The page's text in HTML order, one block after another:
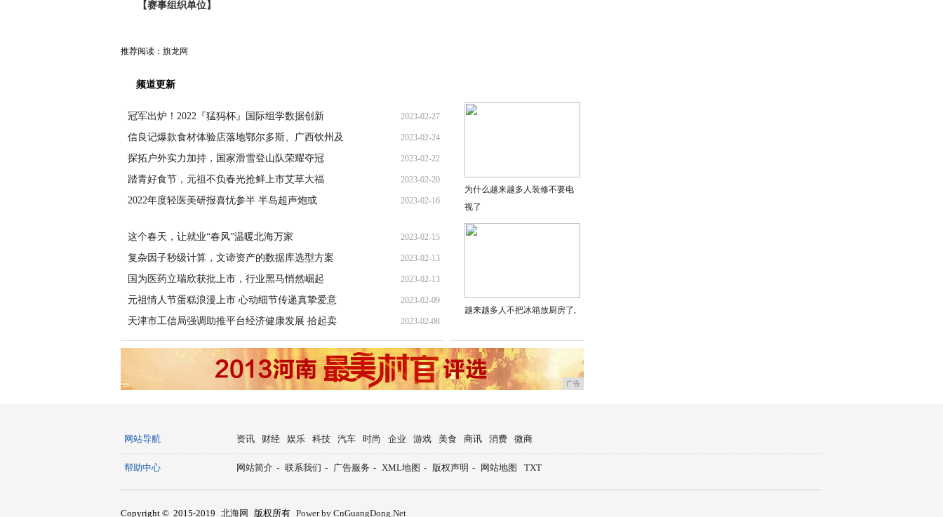
【赛事组织单位】
推荐阅读： 旗龙网
频道更新
冠军出炉！2022『猛犸杯』国际组学数据创新 2023-02-27
信良记爆款食材体验店落地鄂尔多斯、广西钦州及 2023-02-24
探拓户外实力加持，国家滑雪登山队荣耀夺冠 2023-02-22
踏青好食节，元祖不负春光抢鲜上市艾草大福 2023-02-20
2022年度轻医美研报喜忧参半 半岛超声炮或 2023-02-16
这个春天，让就业“春风”温暖北海万家 2023-02-15
复杂因子秒级计算，文谛资产的数据库选型方案 2023-02-13
国为医药立瑞欣获批上市，行业黑马悄然崛起 2023-02-13
元祖情人节蛋糕浪漫上市 心动细节传递真挚爱意 2023-02-09
天津市工信局强调助推平台经济健康发展 拾起卖 2023-02-08
为什么越来越多人装修不要电
视了
越来越多人不把冰箱放厨房了,
广告
网站导航 资讯 财经 娱乐 科技 汽车 时尚 企业 游戏 美食 商讯 消费 微商
帮助中心 网站简介 - 联系我们 - 广告服务 - XML地图 - 版权声明 - 网站地图 TXT
Copyright © 2015-2019 北海网 版权所有 Power by CnGuangDong.Net